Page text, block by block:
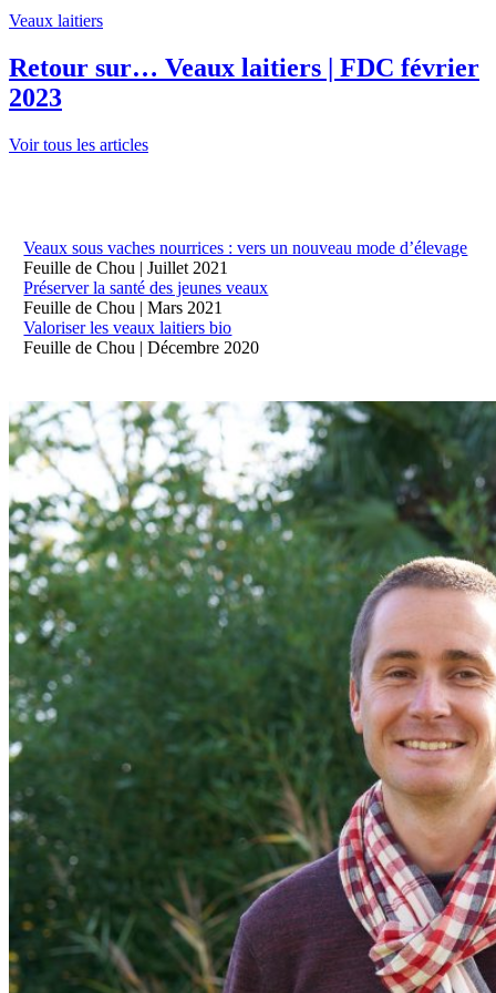
Veaux laitiers
Retour sur… Veaux laitiers | FDC février
2023
Voir tous les articles
Veaux sous vaches nourrices : vers un nouveau mode d’élevage
Feuille de Chou | Juillet 2021
Préserver la santé des jeunes veaux
Feuille de Chou | Mars 2021
Valoriser les veaux laitiers bio
Feuille de Chou | Décembre 2020